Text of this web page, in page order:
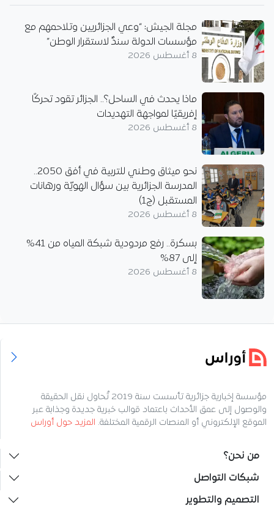
مجلة الجيش: “وعي الجزائريين وتلاحمهم مع
مؤسسات الدولة سندٌ لاستقرار الوطن”
8 أغسطس 2026
ماذا يحدث في الساحل؟.. الجزائر تقود تحركًا
إفريقيًا لمواجهة التهديدات
8 أغسطس 2026
نحو ميثاق وطني للتربية في أفق 2050..
المدرسة الجزائرية بين سؤال الهويّة ورهانات
المستقبل (ج1)
8 أغسطس 2026
بسكرة.. رفع مردودية شبكة المياه من 41%
إلى 87%
8 أغسطس 2026
مؤسسة إخبارية جزائرية تأسست سنة 2019 تُحاول نقل الحقيقة
والوصول إلى عمق الأحداث باعتماد قوالب خبرية جديدة وجذابة عبر
الموقع الإلكتروني أو المنصات الرقمية المختلفة. المزيد حول أوراس
من نحن؟
شبكات التواصل
التصميم والتطوير